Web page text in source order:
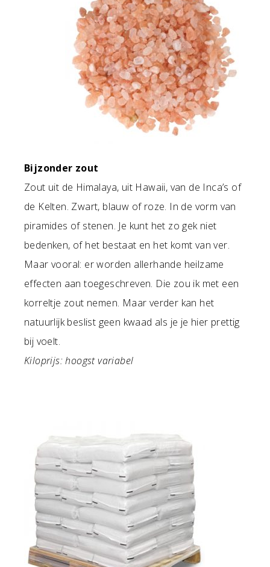
Bijzonder zout
Zout uit de Himalaya, uit Hawaii, van de Inca’s of
de Kelten. Zwart, blauw of roze. In de vorm van
piramides of stenen. Je kunt het zo gek niet
bedenken, of het bestaat en het komt van ver.
Maar vooral: er worden allerhande heilzame
effecten aan toegeschreven. Die zou ik met een
korreltje zout nemen. Maar verder kan het
natuurlijk beslist geen kwaad als je je hier prettig
bij voelt.
Kiloprijs: hoogst variabel